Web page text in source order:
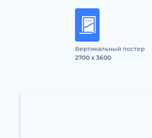
Вертикальный постер
2700 x 3600